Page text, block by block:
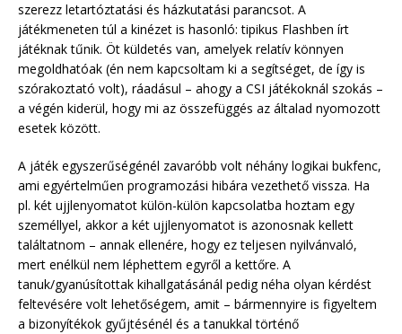
szerezz letartóztatási és házkutatási parancsot. A
játékmeneten túl a kinézet is hasonló: tipikus Flashben írt
játéknak tűnik. Öt küldetés van, amelyek relatív könnyen
megoldhatóak (én nem kapcsoltam ki a segítséget, de így is
szórakoztató volt), ráadásul – ahogy a CSI játékoknál szokás –
a végén kiderül, hogy mi az összefüggés az általad nyomozott
esetek között.
A játék egyszerűségénél zavaróbb volt néhány logikai bukfenc,
ami egyértelműen programozási hibára vezethető vissza. Ha
pl. két ujjlenyomatot külön-külön kapcsolatba hoztam egy
személlyel, akkor a két ujjlenyomatot is azonosnak kellett
találtatnom – annak ellenére, hogy ez teljesen nyilvánvaló,
mert enélkül nem léphettem egyről a kettőre. A
tanuk/gyanúsítottak kihallgatásánál pedig néha olyan kérdést
feltevésére volt lehetőségem, amit – bármennyire is figyeltem
a bizonyítékok gyűjtésénél és a tanukkal történő